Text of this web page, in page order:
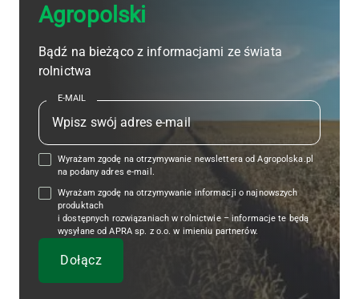
Agropolski
Bądź na bieżąco z informacjami ze świata
rolnictwa
E-MAIL
Wyrażam zgodę na otrzymywanie newslettera od Agropolska.pl
na podany adres e-mail.
Wyrażam zgodę na otrzymywanie informacji o najnowszych
produktach
i dostępnych rozwiązaniach w rolnictwie – informacje te będą
wysyłane od APRA sp. z o.o. w imieniu partnerów.